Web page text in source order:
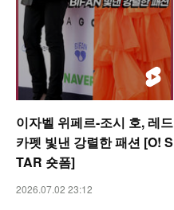
이자벨 위페르-조시 호, 레드
카펫 빛낸 강렬한 패션 [O! S
TAR 숏폼]
2026.07.02 23:12